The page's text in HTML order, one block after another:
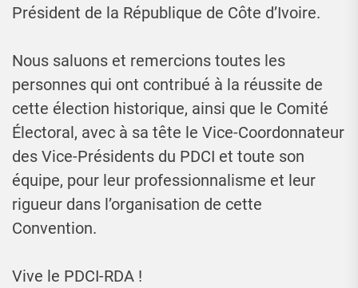
Président de la République de Côte d’Ivoire.
Nous saluons et remercions toutes les
personnes qui ont contribué à la réussite de
cette élection historique, ainsi que le Comité
Électoral, avec à sa tête le Vice-Coordonnateur
des Vice-Présidents du PDCI et toute son
équipe, pour leur professionnalisme et leur
rigueur dans l’organisation de cette
Convention.
Vive le PDCI-RDA !